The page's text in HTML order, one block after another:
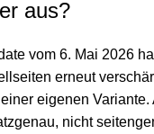
aus?
vom 6. Mai 2026
erneut
eigenen Variante.
nicht